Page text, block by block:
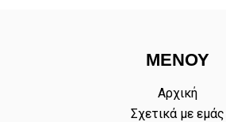
ΜΕΝΟΎ
Αρχική
Σχετικά με εμάς